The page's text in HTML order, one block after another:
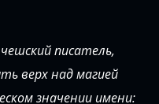
писатель,
верх над магией
значении имени: